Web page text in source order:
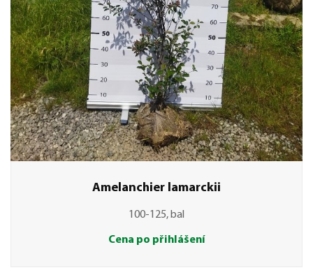
Amelanchier lamarckii
100-125, bal
Cena po přihlášení